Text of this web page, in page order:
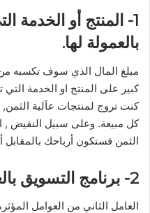
1- المنتج أو الخدمة
بالعمولة لها.
مبلغ المال الذي سوف تكسبه
كبير على المنتج او الخدمة التي
كنت تروج لمنتجات عآلية
كل مبيعة. وعلى سبيل النقيض ,
الثمن فستكون أرباحك بالمقابل
2- برنامج التسويق بالعمولة.
العامل الثاني من العوامل